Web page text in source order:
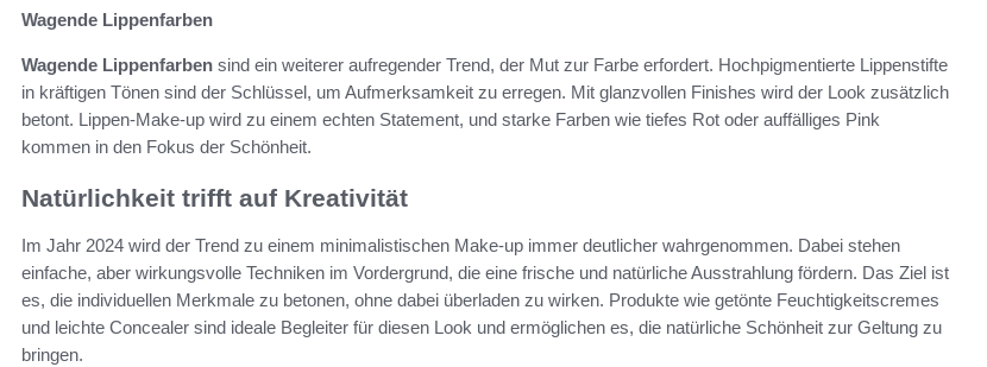
Wagende Lippenfarben
Wagende Lippenfarben sind ein weiterer aufregender Trend, der Mut zur Farbe erfordert. Hochpigmentierte Lippenstifte
in kräftigen Tönen sind der Schlüssel, um Aufmerksamkeit zu erregen. Mit glanzvollen Finishes wird der Look zusätzlich
betont. Lippen-Make-up wird zu einem echten Statement, und starke Farben wie tiefes Rot oder auffälliges Pink
kommen in den Fokus der Schönheit.
Natürlichkeit trifft auf Kreativität
Im Jahr 2024 wird der Trend zu einem minimalistischen Make-up immer deutlicher wahrgenommen. Dabei stehen
einfache, aber wirkungsvolle Techniken im Vordergrund, die eine frische und natürliche Ausstrahlung fördern. Das Ziel ist
es, die individuellen Merkmale zu betonen, ohne dabei überladen zu wirken. Produkte wie getönte Feuchtigkeitscremes
und leichte Concealer sind ideale Begleiter für diesen Look und ermöglichen es, die natürliche Schönheit zur Geltung zu
bringen.